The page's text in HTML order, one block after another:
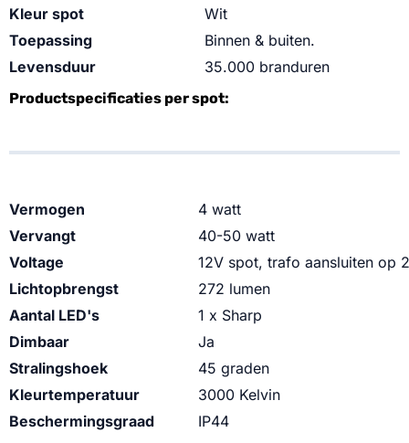
Kleur spot
Wit
Toepassing
Binnen & buiten.
Levensduur
35.000 branduren
Productspecificaties per spot:
Vermogen
4 watt
Vervangt
40-50 watt
Voltage
12V spot, trafo aansluiten op
Lichtopbrengst
272 lumen
Aantal LED's
1 x Sharp
Dimbaar
Ja
Stralingshoek
45 graden
Kleurtemperatuur
3000 Kelvin
Beschermingsgraad
IP44